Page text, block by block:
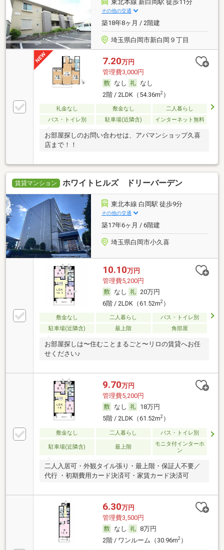
東北本線 新白岡駅 徒歩11分
その他の交通
築18年8ヶ月 / 2階建
埼玉県白岡市新白岡９丁目
7.20万円
管理費3,000円
なし
なし
2階 / 2LDK（54.36m2）
礼金なし 敷金なし
二人暮らし
バス・トイレ別
駐車場(近隣含) インターネット無料
お部屋探しのお問い合わせは、アパマンショップ久喜
店まで！！
賃貸マンション ホワイトヒルズ ドリーバーデン
東北本線 白岡駅 徒歩9分
その他の交通
築17年6ヶ月 / 6階建
埼玉県白岡市小久喜
10.10万円
管理費5,200円
なし
20万円
6階 / 2LDK（61.52m2）
敷金なし 二人暮らし
バス・トイレ別
駐車場(近隣含)
最上階 角部屋
お部屋探しは〜住むことまるごと〜リロの賃貸へお任
せください♪
9.70万円
管理費5,200円
なし
18万円
5階 / 2LDK（61.52m2）
敷金なし 二人暮らし バス・トイレ別
駐車場(近隣含) 最上階
モニタ付インターホ
ン
二人入居可・外観タイル張り・最上階・保証人不要／
代行 ・初期費用カード決済可・家賃カード決済可
6.30万円
管理費3,500円
なし
8万円
2階 / ワンルーム（30.96m2）